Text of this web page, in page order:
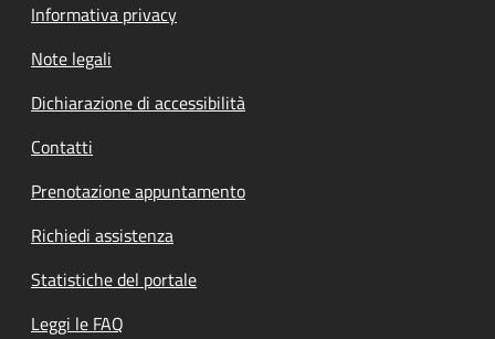
Informativa privacy
Note legali
Dichiarazione di accessibilità
Contatti
Prenotazione appuntamento
Richiedi assistenza
Statistiche del portale
Leggi le FAQ